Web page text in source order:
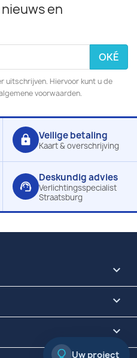
en
uitschrijven. Hiervoor kunt u de
voorwaarden.
lock Veilige betaling
Kaart & overschrijving
support_agent
Deskundig advies
Verlichtingsspecialist
Straatsburg



Uw project